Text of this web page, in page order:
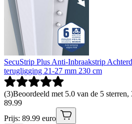
SecuStrip Plus Anti-Inbraakstrip
terugligging 21-27 mm 230 cm
(3)Beoordeeld met 5.0 van de 5
89.99
Prijs: 89.99 euro